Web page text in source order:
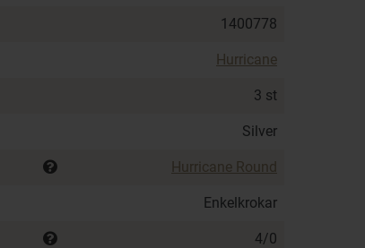
1400778
Hurricane
3 st
Silver
Hurricane Round
Enkelkrokar
4/0